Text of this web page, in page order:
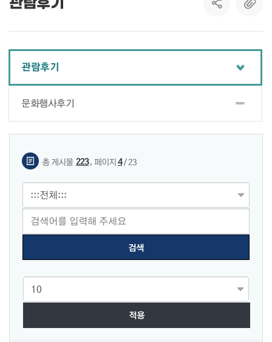
관람후기
문화행사후기
게시물 검색
총 게시물 223, 페이지4/ 23
적용